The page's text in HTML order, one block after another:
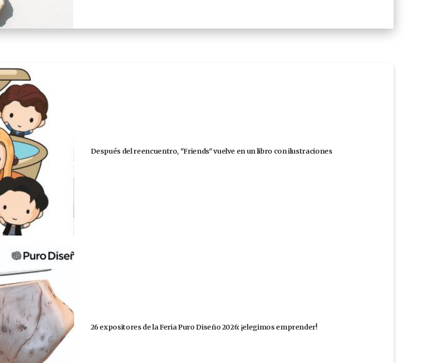
Después del reencuentro, "Friends" vuelve en un libro con ilustraciones
26 expositores de la Feria Puro Diseño 2026: ¡elegimos emprender!